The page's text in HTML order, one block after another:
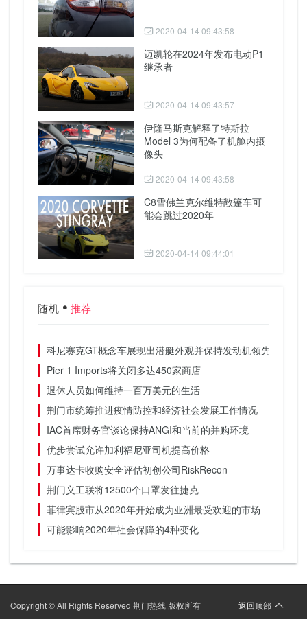
2020-04-14 09:43:58
迈凯轮在2024年发布电动P1
继承者
2020-04-14 09:43:57
伊隆马斯克解释了特斯拉
Model 3为何配备了机舱内摄
像头
2020-04-14 09:43:58
C8雪佛兰克尔维特敞篷车可
能会跳过2020年
2020-04-14 09:44:01
随机 推荐
科尼赛克GT概念车展现出潜艇外观并保持发动机领先
Pier 1 Imports将关闭多达450家商店
退休人员如何维持一百万美元的生活
荆门市统筹推进疫情防控和经济社会发展工作情况
IAC首席财务官谈论保持ANGI和当前的并购环境
优步尝试允许加利福尼亚司机提高价格
万事达卡收购安全评估初创公司RiskRecon
荆门义工联将12500个口罩发往捷克
菲律宾股市从2020年开始成为亚洲最受欢迎的市场
可能影响2020年社会保障的4种变化
Copyright © All Rights Reserved 荆门热线 版权所有 返回顶部